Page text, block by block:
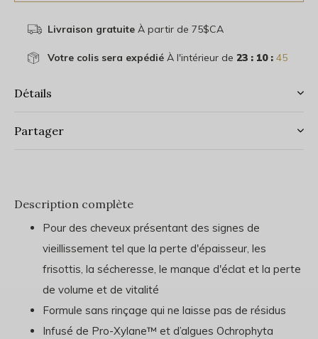
Livraison gratuiteÀ partir de 75$CA
Votre colis sera expédiéÀ l'intérieur de 23 : 10 : 44
Détails
Partager
Description complète
Pour des cheveux présentant des signes de
vieillissement tel que la perte d'épaisseur, les
frisottis, la sécheresse, le manque d'éclat et la perte
de volume et de vitalité
Formule sans rinçage qui ne laisse pas de résidus
Infusé de Pro-Xylane™ et d’algues Ochrophyta